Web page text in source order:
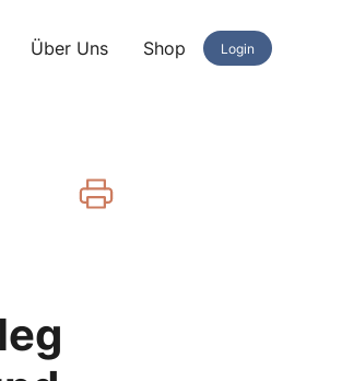
Über Uns Shop Login